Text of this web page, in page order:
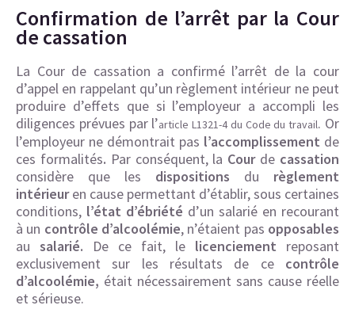
Confirmation de l’arrêt par la Cour
de cassation
La Cour de cassation a confirmé l’arrêt de la cour
d’appel en rappelant qu’un règlement intérieur ne peut
produire d’effets que si l’employeur a accompli les
diligences prévues par l’article L1321-4 du Code du travail. Or
l’employeur ne démontrait pas l’accomplissement de
ces formalités. Par conséquent, la Courde cassation
considère que les dispositions du règlement
intérieuren cause permettant d’établir, sous certaines
conditions, l’état d’ébriété d’un salarié en recourant
à un contrôle d’alcoolémie, n’étaient pas opposables
au salarié. De ce fait, le licenciement reposant
exclusivement sur les résultats de ce contrôle
d’alcoolémie, était nécessairement sans cause réelle
et sérieuse.